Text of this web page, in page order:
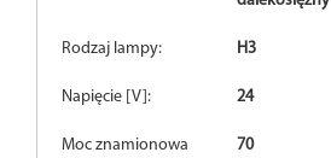
Rodzaj lampy: H3
Napięcie [V]: 24
Moc znamionowa
70